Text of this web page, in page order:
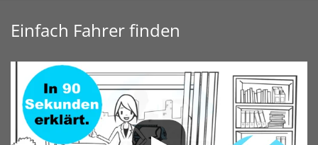
Einfach Fahrer finden